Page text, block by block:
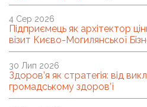
Підприємець як архітектор
візит Києво-Могилянської
4 Сер 2026
Здоров’я як стратегія: від
громадському здоров’ї
30 Лип 2026